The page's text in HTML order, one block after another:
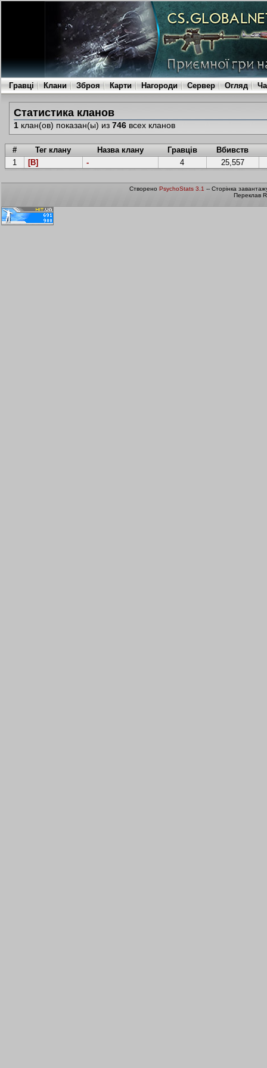
Гравці Клани Зброя Карти Нагороди Сервер Огляд
Статистика кланов
1клан(ов) показан(ы) из 746всех кланов
# Тег клану Назва клану Гравців
Вбивств
1
[B] - 4 25,557
Створено PsychoStats 3.1 -- Сторінка
Переклав